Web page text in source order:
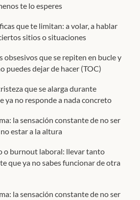
te lo esperes
que te limitan: a volar, a hablar
sitios o situaciones
obsesivos que se repiten en bucle y
puedes dejar de hacer (TOC)
que se alarga durante
ya no responde a nada concreto
la sensación constante de no ser
estar a la altura
o burnout laboral: llevar tanto
que ya no sabes funcionar de otra
la sensación constante de no ser